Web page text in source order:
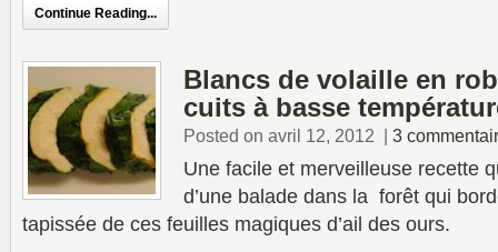
Continue Reading...
Blancs de volaille en
cuits à basse
Posted on avril 12, 2012 | 3
Une facile et merveilleuse recette
d’une balade dans la forêt qui
tapissée de ces feuilles magiques d’ail des